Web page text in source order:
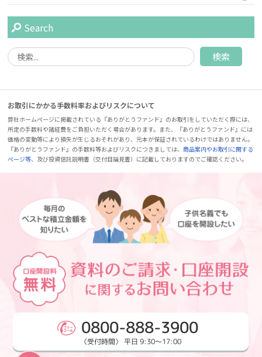
Search
お取引にかかる手数料率およびリスクについて
弊社ホームページに掲載されている『ありがとうファンド』のお取引をしていただく際には、
所定の手数料や諸経費をご負担いただく場合があります。また、『ありがとうファンド』には
価格の変動等により損失が生じるおそれがあり、元本が保証されているわけではありません。
『ありがとうファンド』の手数料等およびリスクにつきましては、商品案内やお取引に関する
ページ等、及び投資信託説明書（交付目論見書）に記載しておりますのでご確認ください。
0800-888-3900
〈受付時間〉 平日 9:30～17:00